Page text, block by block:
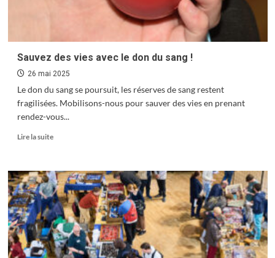
Sauvez des vies avec le don du sang !
26 mai 2025
Le don du sang se poursuit, les réserves de sang restent
fragilisées. Mobilisons-nous pour sauver des vies en prenant
rendez-vous...
Lire la suiteEn
sur
Sauvez
des
vies
avec
le
don
du